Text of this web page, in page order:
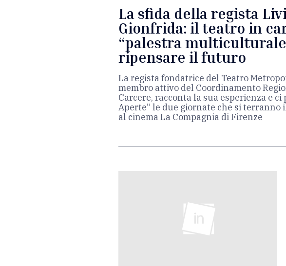
La sfida della regista
Gionfrida: il teatro in
“palestra
ripensare il futuro
La regista fondatrice del Teatro
membro attivo del Coordinamento
Carcere, racconta la sua esperienza e ci
Aperte” le due giornate che si terranno
al cinema La Compagnia di Firenze